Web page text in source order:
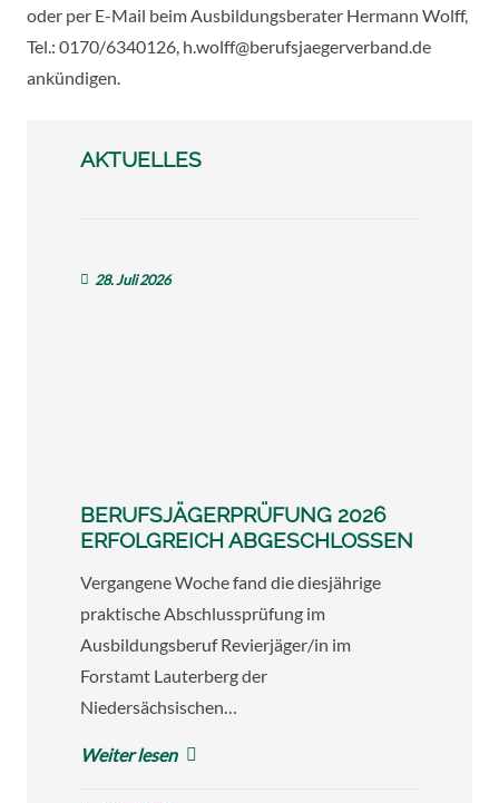
oder per E-Mail beim Ausbildungsberater Hermann Wolff,
Tel.: 0170/6340126, h.wolff@berufsjaegerverband.de
ankündigen.
AKTUELLES
28. Juli 2026
BERUFSJÄGERPRÜFUNG 2026
ERFOLGREICH ABGESCHLOSSEN
Vergangene Woche fand die diesjährige
praktische Abschlussprüfung im
Ausbildungsberuf Revierjäger/in im
Forstamt Lauterberg der
Niedersächsischen…
Weiter lesen